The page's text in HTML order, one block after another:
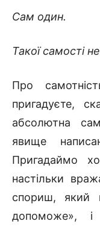
Сам один.
Такої самості
Про
пригадуєте,
абсолютна
явище
Пригадаймо
настільки
спориш, який
допоможе»,